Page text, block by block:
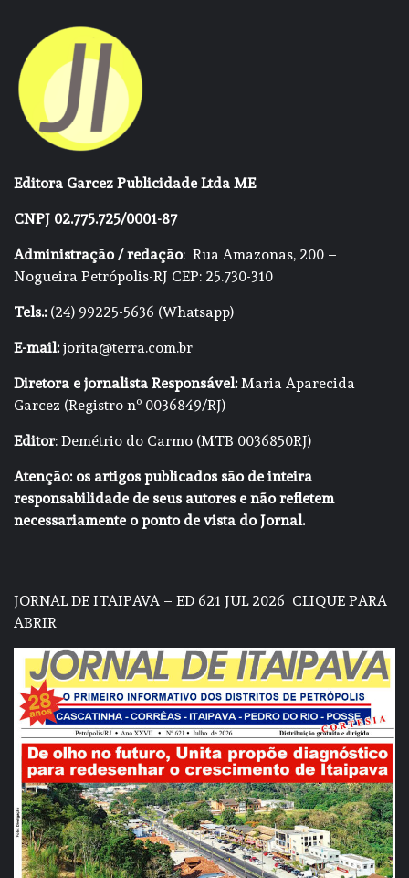
Editora Garcez Publicidade Ltda ME
CNPJ 02.775.725/0001-87
Administração / redação: Rua Amazonas, 200 –
Nogueira Petrópolis-RJ CEP: 25.730-310
Tels.:(24) 99225-5636 (Whatsapp)
E-mail:jorita@terra.com.br
Diretora e jornalista Responsável:Maria Aparecida
Garcez (Registro nº 0036849/RJ)
Editor: Demétrio do Carmo (MTB 0036850RJ)
Atenção: os artigos publicados são de inteira
responsabilidade de seus autores e não refletem
necessariamente o ponto de vista do Jornal.
JORNAL DE ITAIPAVA – ED 621 JUL 2026 CLIQUE PARA
ABRIR